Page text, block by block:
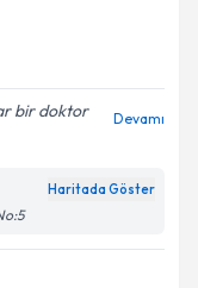
bir doktor
Devamı
Haritada Göster